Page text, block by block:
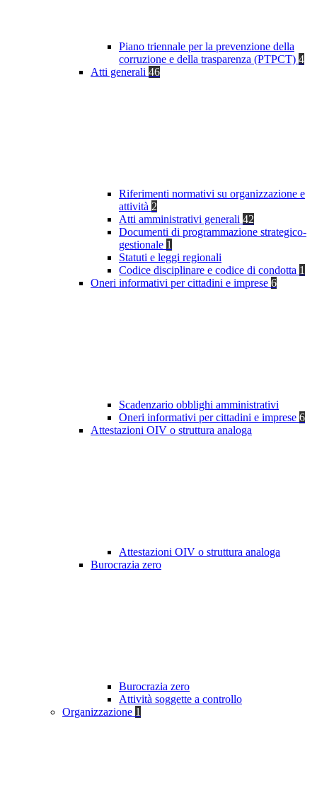
Piano triennale per la prevenzione della
corruzione e della trasparenza (PTPCT) 4
Atti generali 46
Riferimenti normativi su organizzazione e
attività 2
Atti amministrativi generali 42
Documenti di programmazione strategico-
gestionale 1
Statuti e leggi regionali
Codice disciplinare e codice di condotta 1
Oneri informativi per cittadini e imprese 6
Scadenzario obblighi amministrativi
Oneri informativi per cittadini e imprese 6
Attestazioni OIV o struttura analoga
Attestazioni OIV o struttura analoga
Burocrazia zero
Burocrazia zero
Attività soggette a controllo
Organizzazione 1